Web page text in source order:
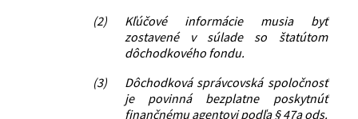
(2)
Kľúčové informácie musia byť
zostavené v súlade so štatútom
dôchodkového fondu.
(3)
Dôchodková správcovská spoločnosť
je povinná bezplatne poskytnúť
finančnému agentovi podľa § 47a ods.